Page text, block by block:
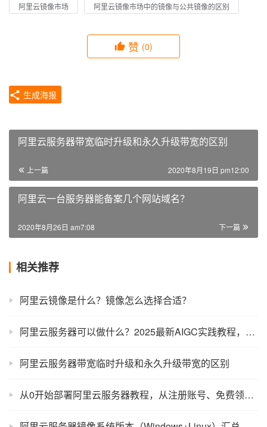
阿里云镜像市场
阿里云镜像市场中的镜像与公共镜像的区别
赞 (0)
生成海报
阿里云服务器带宽临时升级和永久升级带宽的区别
上一篇 2020年8月19日 pm12:00
阿里云一台服务器能备案几个网站域名？
下一篇
2020年8月26日 am7:08
相关推荐
阿里云镜像是什么？镜像怎么选择合适？
阿里云服务器可以做什么？2025最新AIGC实践教程，能做的太多了！
阿里云服务器带宽临时升级和永久升级带宽的区别
从0开始部署阿里云服务器教程，从注册账号、免费领取和使用全流程